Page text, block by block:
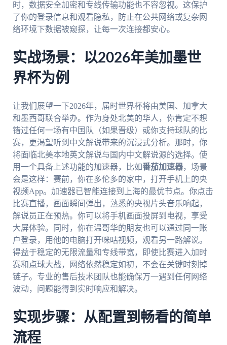
时，数据安全加密和专线传输功能也不容忽视。这保护
了你的登录信息和观看隐私，防止在公共网络或复杂网
络环境下数据被窥探，让每一次连接都安心。
实战场景：以2026年美加墨世
界杯为例
让我们展望一下2026年，届时世界杯将由美国、加拿大
和墨西哥联合举办。作为身处北美的华人，你肯定不想
错过任何一场有中国队（如果晋级）或你支持球队的比
赛，更渴望听到中文解说带来的沉浸式分析。那时，你
将面临北美本地英文解说与国内中文解说源的选择。使
用一个具备上述功能的加速器，比如番茄加速器，场景
会是这样：赛前，你在多伦多的家中，打开手机上的央
视频App。加速器已智能连接到上海的最优节点。你点击
比赛直播，画面瞬间弹出，熟悉的央视片头音乐响起，
解说员正在预热。你可以将手机画面投屏到电视，享受
大屏体验。同时，你在温哥华的朋友也可以通过同一账
户登录，用他的电脑打开咪咕视频，观看另一路解说。
得益于稳定的无限流量和专线带宽，即使比赛进入加时
赛和点球大战，网络依然稳定如初，不会在关键时刻掉
链子。专业的售后技术团队也能确保万一遇到任何网络
波动，问题能得到实时响应和解决。
实现步骤：从配置到畅看的简单
流程